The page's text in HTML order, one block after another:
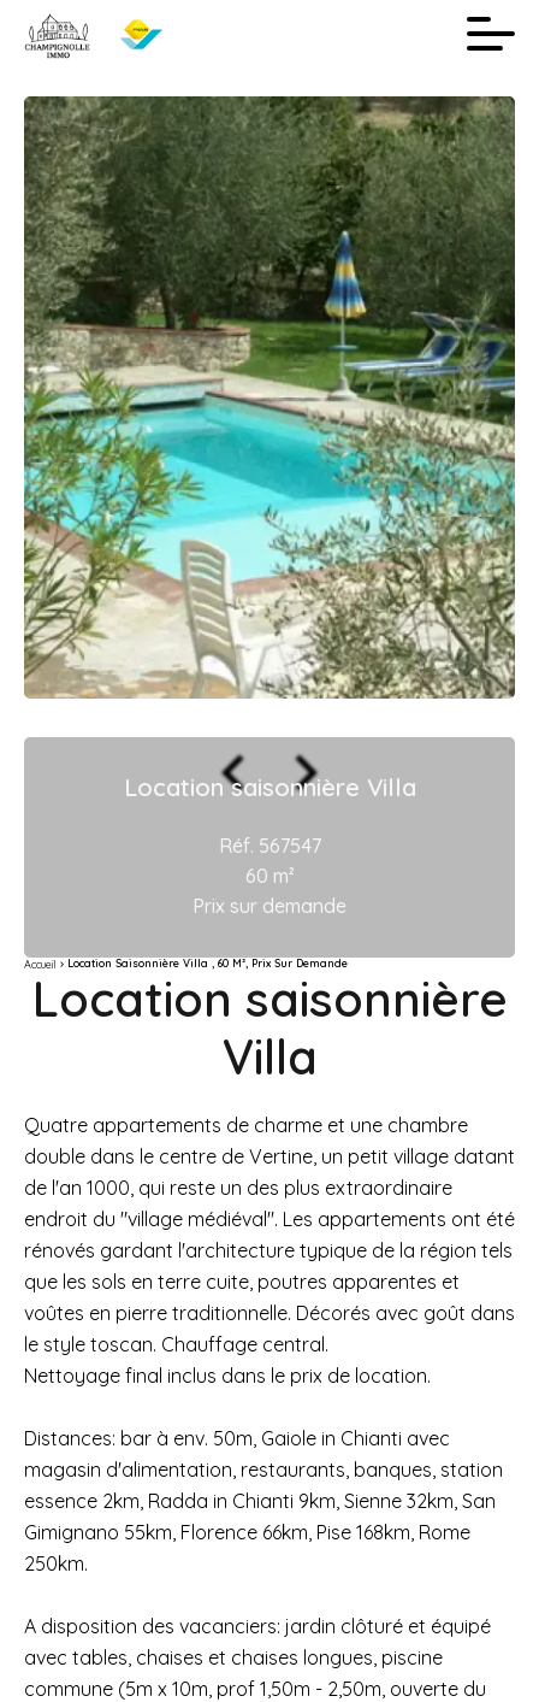
Location saisonnière Villa
Réf. 567547
60 m²
Prix sur demande
Accueil Location Saisonnière Villa , 60 M², Prix Sur Demande
Location saisonnière
Villa
Quatre appartements de charme et une chambre
double dans le centre de Vertine, un petit village datant
de l'an 1000, qui reste un des plus extraordinaire
endroit du "village médiéval". Les appartements ont été
rénovés gardant l'architecture typique de la région tels
que les sols en terre cuite, poutres apparentes et
voûtes en pierre traditionnelle. Décorés avec goût dans
le style toscan. Chauffage central.
Nettoyage final inclus dans le prix de location.
Distances: bar à env. 50m, Gaiole in Chianti avec
magasin d'alimentation, restaurants, banques, station
essence 2km, Radda in Chianti 9km, Sienne 32km, San
Gimignano 55km, Florence 66km, Pise 168km, Rome
250km.
A disposition des vacanciers: jardin clôturé et équipé
avec tables, chaises et chaises longues, piscine
commune (5m x 10m, prof 1,50m - 2,50m, ouverte du